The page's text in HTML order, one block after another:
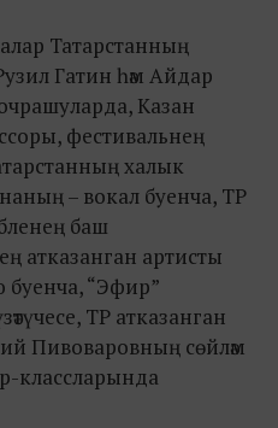
Татарстанның
Гатин һәм Айдар
Казан
фестивальнең
халык
­­­­­– вокал буенча, ТР
баш
атказанган артисты
буенча, “Эфир”
ТР атказанган
Пивоваровның сөйләм
классларында